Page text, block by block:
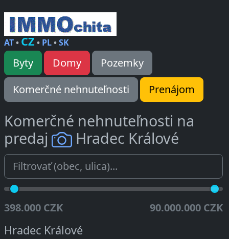
AT• CZ • PL•SK
Byty Domy
Pozemky
Komerčné nehnuteľnosti
Prenájom
Komerčné nehnuteľnosti na
predaj
Hradec Králové
398.000 CZK 90.000.000 CZK
Hradec Králové